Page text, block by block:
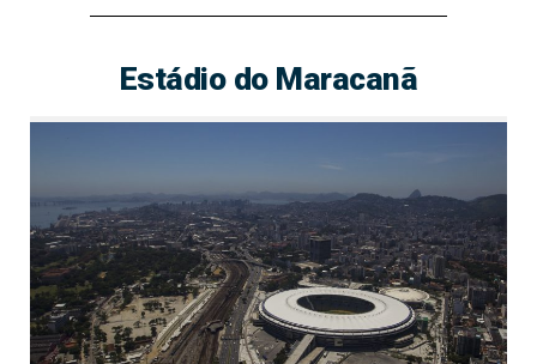
Estádio do Maracanã